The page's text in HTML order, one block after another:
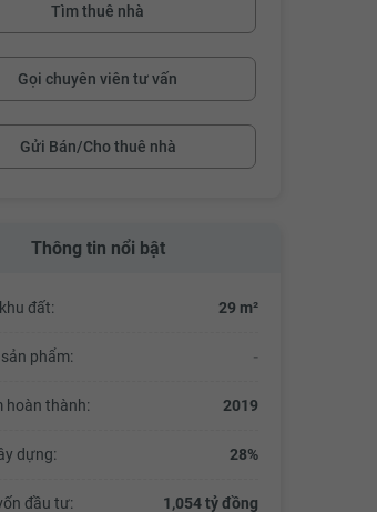
Tìm thuê nhà
Gọi chuyên viên tư vấn
Gửi Bán/Cho thuê nhà
Thông tin nổi bật
đất: 29 m²
phẩm: -
hoàn thành: 2019
dựng: 28%
đầu tư: 1,054 tỷ đồng